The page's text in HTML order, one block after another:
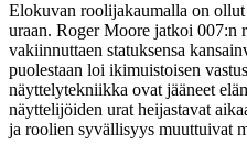
Elokuvan roolijakaumalla on
uraan. Roger Moore jatkoi 007:n
vakiinnuttaen statuksensa
puolestaan loi ikimuistoisen
näyttelytekniikka ovat jääneet
näyttelijöiden urat heijastavat
ja roolien syvällisyys muuttuivat